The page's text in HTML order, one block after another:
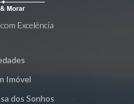
Excelência
Imóvel
dos Sonhos